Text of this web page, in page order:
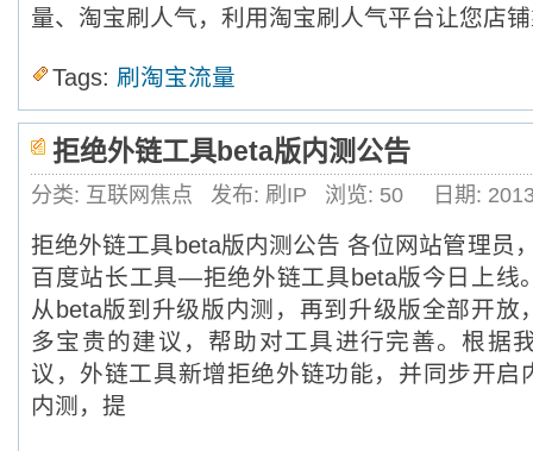
量、淘宝刷人气，利用淘宝刷人气平台让您店
Tags: 刷淘宝流量
拒绝外链工具beta版内测公告
分类: 互联网焦点 发布: 刷IP 浏览: 50 日期:
拒绝外链工具beta版内测公告 各位网站管理
百度站长工具—拒绝外链工具beta版今日上线
从beta版到升级版内测，再到升级版全部开放
多宝贵的建议，帮助对工具进行完善。根据
议，外链工具新增拒绝外链功能，并同步开启
内测，提